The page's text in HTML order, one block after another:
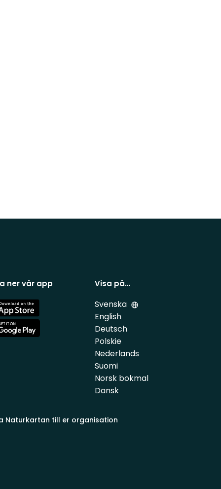
ner vår app Visa på…
Svenska
English
Deutsch
Polskie
Nederlands
Suomi
Norsk bokmal
Dansk
Naturkartan till er organisation